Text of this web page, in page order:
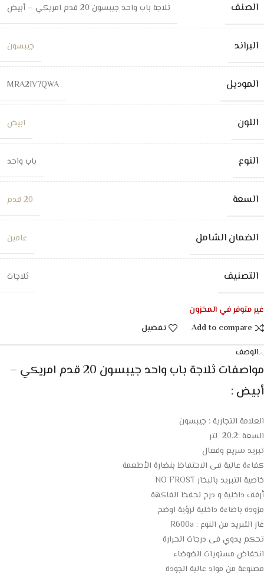
الصنف ثلاجة باب واحد جيبسون 20 قدم امريكي – أبيض
البراند جيبسون
الموديل MRA21V7QWA
اللون ابيض
النوع باب واحد
السعة 20 قدم
الضمان الشامل عامين
التصنيف ثلاجات
غير متوفر في المخزون
Add to compare
تفضيل
الوصف
مواصفات ثلاجة باب واحد جيبسون 20 قدم امريكي –
أبيض :
العلامة التجارية : جيبسون
السعة :20.2 لتر
تبريد سريع وفعال
كفاءة عالية فى الاحتفاظ بنضارة الأطعمة
خاصية التبريد بالبخار NO FROST
أرفف داخلية و درج لحفظ الفاكهة
مزودة باضاءة داخلية لرؤية اوضح
غاز التبريد من النوع : R600a
تحكم يدوي فى درجات الحرارة
انخفاض مستويات الضوضاء
مصنوعة من مواد عالية الجودة